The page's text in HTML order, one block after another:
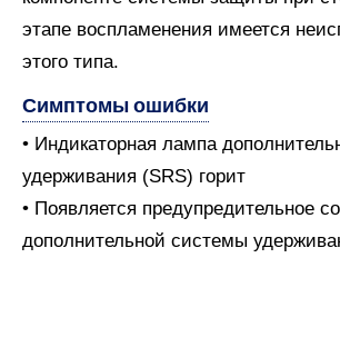
этапе воспламенения имеется
этого типа.
Симптомы ошибки
• Индикаторная лампа
удерживания (SRS) горит
• Появляется предупредительное
дополнительной системы